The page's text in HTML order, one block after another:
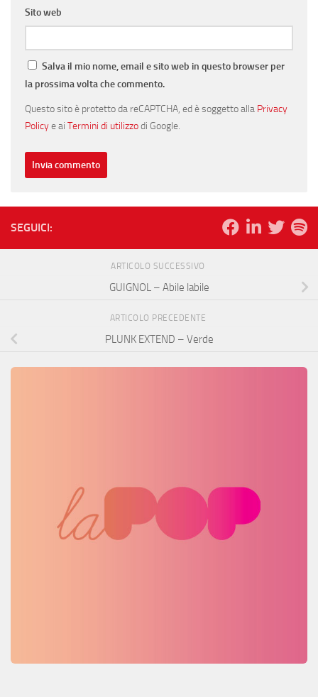
Sito web
Salva il mio nome, email e sito web in questo browser per
la prossima volta che commento.
Questo sito è protetto da reCAPTCHA, ed è soggetto alla Privacy
Policye ai Termini di utilizzodi Google.
SEGUICI:
ARTICOLO SUCCESSIVO
GUIGNOL – Abile labile
ARTICOLO PRECEDENTE
PLUNK EXTEND – Verde